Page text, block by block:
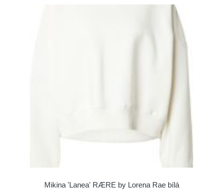
Mikina 'Lanea' RÆRE by Lorena Rae bílá